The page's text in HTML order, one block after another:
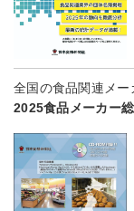
全国の食品関連メ
2025食品メーカー